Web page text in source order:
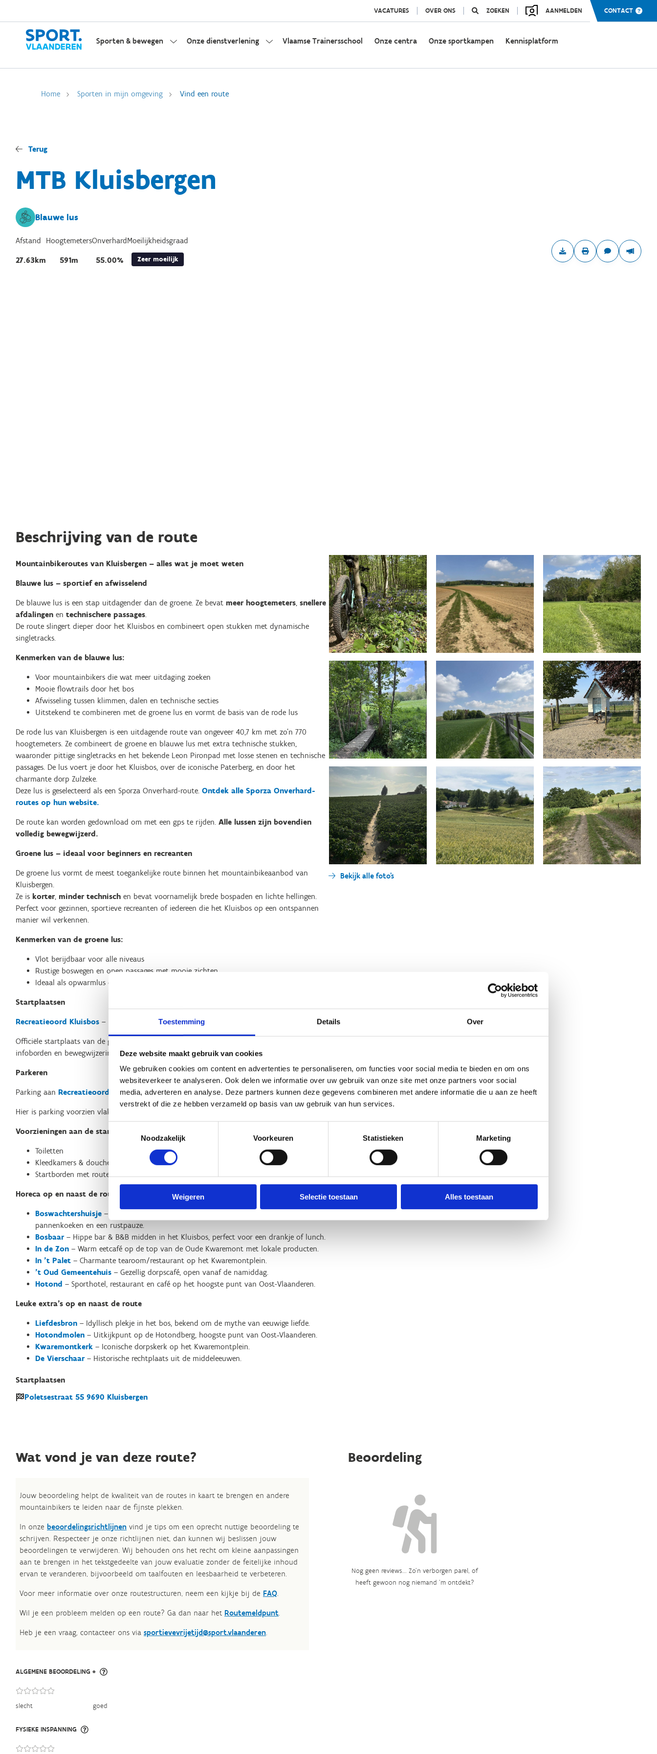
Toestemming Details Over
Deze website maakt gebruik van cookies
We gebruiken cookies om content en advertenties te personaliseren, om functies voor social media te bieden en om ons
websiteverkeer te analyseren. Ook delen we informatie over uw gebruik van onze site met onze partners voor social
media, adverteren en analyse. Deze partners kunnen deze gegevens combineren met andere informatie die u aan ze heeft
verstrekt of die ze hebben verzameld op basis van uw gebruik van hun services.
Noodzakelijk
Voorkeuren Statistieken Marketing
Weigeren Selectie toestaan Alles toestaan
VACATURES OVER ONS ZOEKEN AANMELDEN CONTACT
Sporten & bewegen Onze dienstverlening Vlaamse Trainersschool Onze centra Onze sportkampen Kennisplatform
Home Sporten in mijn omgeving Vind een route
Terug
MTB Kluisbergen
Blauwe lus
Afstand
27.63km
Hoogtemeters
591m
Onverhard
55.00%
Moeilijkheidsgraad
Zeer moeilijk
Beschrijving van de route
Mountainbikeroutes van Kluisbergen – alles wat je moet weten
Blauwe lus – sportief en afwisselend
De blauwe lus is een stap uitdagender dan de groene. Ze bevat meer hoogtemeters, snellere
afdalingen en technischere passages.
De route slingert dieper door het Kluisbos en combineert open stukken met dynamische
singletracks.
Kenmerken van de blauwe lus:
Voor mountainbikers die wat meer uitdaging zoeken
Mooie flowtrails door het bos
Afwisseling tussen klimmen, dalen en technische secties
Uitstekend te combineren met de groene lus en vormt de basis van de rode lus
De rode lus van Kluisbergen is een uitdagende route van ongeveer 40,7 km met zo’n 770
hoogtemeters. Ze combineert de groene en blauwe lus met extra technische stukken,
waaronder pittige singletracks en het bekende Leon Pironpad met losse stenen en technische
passages. De lus voert je door het Kluisbos, over de iconische Paterberg, en door het
charmante dorp Zulzeke.
Deze lus is geselecteerd als een Sporza Onverhard-route. Ontdek alle Sporza Onverhard-
routes op hun website.
De route kan worden gedownload om met een gps te rijden. Alle lussen zijn bovendien
volledig bewegwijzerd.
Groene lus – ideaal voor beginners en recreanten
De groene lus vormt de meest toegankelijke route binnen het mountainbikeaanbod van
Kluisbergen.
Ze is korter, minder technisch en bevat voornamelijk brede bospaden en lichte hellingen.
Perfect voor gezinnen, sportieve recreanten of iedereen die het Kluisbos op een ontspannen
manier wil verkennen.
Kenmerken van de groene lus:
Vlot berijdbaar voor alle niveaus
Rustige boswegen en open passages met mooie zichten
Ideaal als opwarmlus of om het gebied te leren kennen
Startplaatsen
Recreatieoord Kluisbos – Poletsestraat 55–59, Kluisbergen
Officiële startplaats van de groene, blauwe én rode lus. De plek beschikt over duidelijke
infoborden en bewegwijzering.
Parkeren
Parking aan Recreatieoord Kluisbos
Hier is parking voorzien vlak bij de startlocatie.
Voorzieningen aan de startplaats
Toiletten
Kleedkamers & douches (op aanvraag)
Startborden met route-info
Horeca op en naast de route
Boswachtershuisje – Gezellig gelegen midden in het Kluisbos, ideaal voor koffie,
pannenkoeken en een rustpauze.
Bosbaar– Hippe bar & B&B midden in het Kluisbos, perfect voor een drankje of lunch.
In de Zon – Warm eetcafé op de top van de Oude Kwaremont met lokale producten.
In ’t Palet – Charmante tearoom/restaurant op het Kwaremontplein.
’t Oud Gemeentehuis – Gezellig dorpscafé, open vanaf de namiddag.
Hotond – Sporthotel, restaurant en café op het hoogste punt van Oost-Vlaanderen.
Leuke extra’s op en naast de route
Liefdesbron – Idyllisch plekje in het bos, bekend om de mythe van eeuwige liefde.
Hotondmolen – Uitkijkpunt op de Hotondberg, hoogste punt van Oost‑Vlaanderen.
Kwaremontkerk – Iconische dorpskerk op het Kwaremontplein.
De Vierschaar– Historische rechtplaats uit de middeleeuwen.
Startplaatsen
Poletsestraat 55 9690 Kluisbergen
Bekijk alle foto's
Wat vond je van deze route?
Jouw beoordeling helpt de kwaliteit van de routes in kaart te brengen en andere
mountainbikers te leiden naar de fijnste plekken.
In onze beoordelingsrichtlijnen vind je tips om een oprecht nuttige beoordeling te
schrijven. Respecteer je onze richtlijnen niet, dan kunnen wij beslissen jouw
beoordelingen te verwijderen. Wij behouden ons het recht om kleine aanpassingen
aan te brengen in het tekstgedeelte van jouw evaluatie zonder de feitelijke inhoud
ervan te veranderen, bijvoorbeeld om taalfouten en leesbaarheid te verbeteren.​
Voor meer informatie over onze routestructuren, neem een kijkje bij de FAQ.
Wil je een probleem melden op een route? Ga dan naar het Routemeldpunt.
Heb je een vraag, contacteer ons via sportievevrijetijd@sport.vlaanderen.​
ALGEMENE BEOORDELING *
slecht goed
FYSIEKE INSPANNING
Beoordeling
Nog geen reviews... Zo’n verborgen parel, of
heeft gewoon nog niemand ‘m ontdekt?